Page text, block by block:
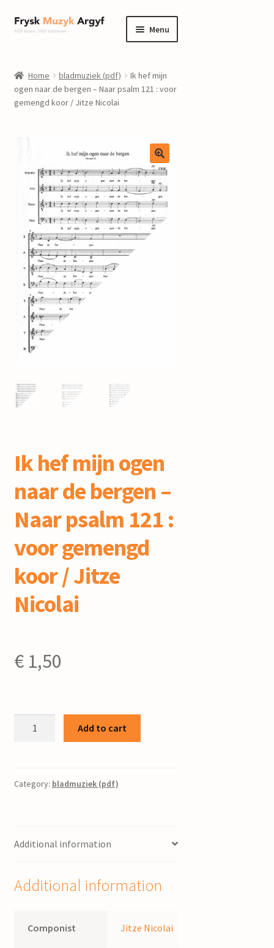
Ga
door
navigatie
Ga
naar
inhoud
Menu
informatie
Submenu
Componisten
nieuws
events
contact
mijn account
Home bladmuziek (pdf)
Ik hef mijn
ogen naar de bergen – Naar psalm 121 : voor
gemengd koor / Jitze Nicolai
Ik hef mijn ogen
naar de bergen –
Naar psalm 121 :
voor gemengd
koor / Jitze
Nicolai
€1,50
naar
Naar
:
Add to cart
Category: bladmuziek (pdf)
Additional information
Additional information
Componist Jitze Nicolai